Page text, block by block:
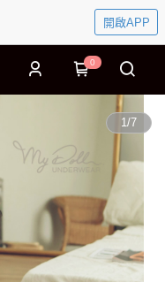
開啟APP
0
1/7